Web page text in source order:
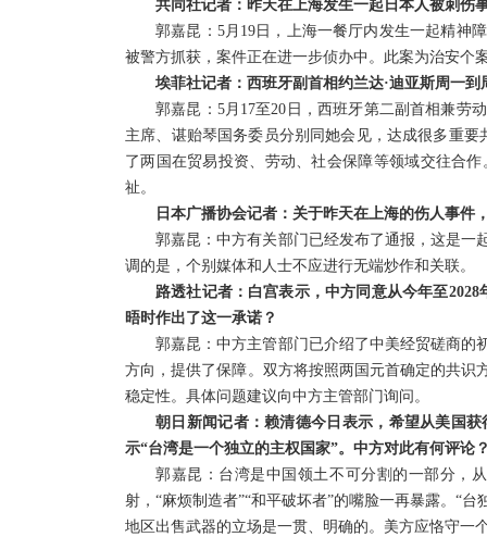
共同社记者：昨天在上海发生一起日本人被刺伤
郭嘉昆：5月19日，上海一餐厅内发生一起精神
被警方抓获，案件正在进一步侦办中。此案为治安个
埃菲社记者：西班牙副首相约兰达·迪亚斯周一
郭嘉昆：5月17至20日，西班牙第二副首相兼劳
主席、谌贻琴国务委员分别同她会见，达成很多重
了两国在贸易投资、劳动、社会保障等领域交往合
祉。
日本广播协会记者：关于昨天在上海的伤人事件
郭嘉昆：中方有关部门已经发布了通报，这是一
调的是，个别媒体和人士不应进行无端炒作和关联。
路透社记者：白宫表示，中方同意从今年至
晤时作出了这一承诺？
郭嘉昆：中方主管部门已介绍了中美经贸磋商的
方向，提供了保障。双方将按照两国元首确定的共
稳定性。具体问题建议向中方主管部门询问。
朝日新闻记者：赖清德今日表示，希望从美国
示“台湾是一个独立的主权国家”。中方对此有何评论
郭嘉昆：台湾是中国领土不可分割的一部分，
射，“麻烦制造者”“和平破坏者”的嘴脸一再暴露。“
地区出售武器的立场是一贯、明确的。美方应恪守一